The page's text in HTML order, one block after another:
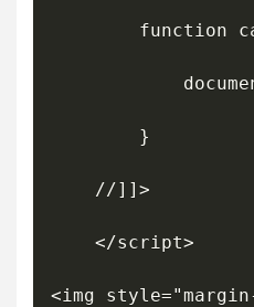
    //]]>
    </script>
<img